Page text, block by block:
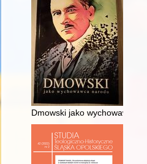
Dmowski jako wychowawca